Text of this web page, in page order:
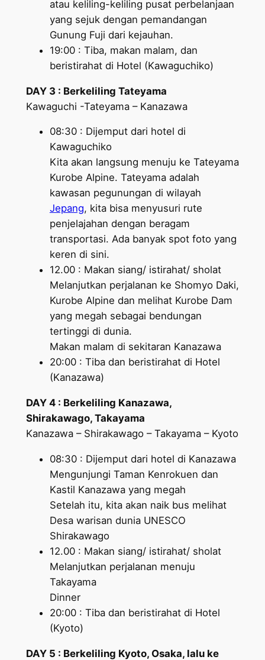
atau keliling-keliling pusat perbelanjaan
yang sejuk dengan pemandangan
Gunung Fuji dari kejauhan.
19:00 : Tiba, makan malam, dan
beristirahat di Hotel (Kawaguchiko)
DAY 3 : Berkeliling Tateyama
Kawaguchi -Tateyama – Kanazawa
08:30 : Dijemput dari hotel di
Kawaguchiko
Kita akan langsung menuju ke Tateyama
Kurobe Alpine. Tateyama adalah
kawasan pegunungan di wilayah
Jepang, kita bisa menyusuri rute
penjelajahan dengan beragam
transportasi. Ada banyak spot foto yang
keren di sini.
12.00 : Makan siang/ istirahat/ sholat
Melanjutkan perjalanan ke Shomyo Daki,
Kurobe Alpine dan melihat Kurobe Dam
yang megah sebagai bendungan
tertinggi di dunia.
Makan malam di sekitaran Kanazawa
20:00 : Tiba dan beristirahat di Hotel
(Kanazawa)
DAY 4 : Berkeliling Kanazawa,
Shirakawago, Takayama
Kanazawa – Shirakawago – Takayama – Kyoto
08:30 : Dijemput dari hotel di Kanazawa
Mengunjungi Taman Kenrokuen dan
Kastil Kanazawa yang megah
Setelah itu, kita akan naik bus melihat
Desa warisan dunia UNESCO
Shirakawago
12.00 : Makan siang/ istirahat/ sholat
Melanjutkan perjalanan menuju
Takayama
Dinner
20:00 : Tiba dan beristirahat di Hotel
(Kyoto)
DAY 5 : Berkeliling Kyoto, Osaka, lalu ke